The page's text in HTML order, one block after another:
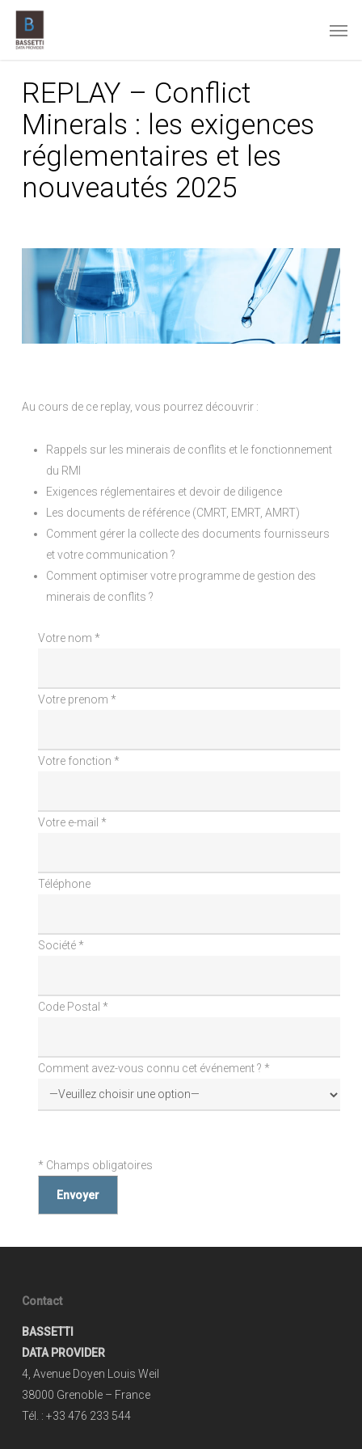
Skip
main
REPLAY – Conflict
Minerals : les exigences
réglementaires et les
nouveautés 2025
Au cours de ce replay, vous pourrez découvrir :
Rappels sur les minerais de conflits et le fonctionnement
du RMI
Exigences réglementaires et devoir de diligence
Les documents de référence (CMRT, EMRT, AMRT)
Comment gérer la collecte des documents fournisseurs
et votre communication ?
Comment optimiser votre programme de gestion des
minerais de conflits ?
Votre nom *
Votre prenom *
Votre fonction *
Votre e-mail *
Téléphone
Société *
Code Postal *
Comment avez-vous connu cet événement ? *
laisser
* Champs obligatoires
Contact
BASSETTI
DATA PROVIDER
4, Avenue Doyen Louis Weil
38000 Grenoble – France
Tél. : +33 476 233 544